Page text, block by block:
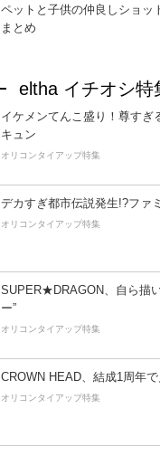
ペットと子供の仲良しショッ
まとめ
eltha イチオシ特
イケメンてんこ盛り！尊すぎ
キュン
オリコンタイアップ特集
デカすぎ都市伝説発生!?ファ
オリコンタイアップ特集
SUPER★DRAGON、自ら描
ー”
オリコンタイアップ特集
CROWN HEAD、結成1周年
オリコンタイアップ特集